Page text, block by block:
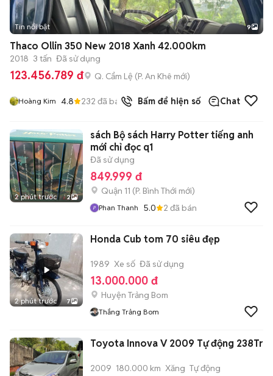
+2
Tin nổi bật 9
Thaco Ollin 350 New 2018 Xanh 42.000km
2018 3 tấn Đã sử dụng
123.456.789 đ Q. Cẩm Lệ (P. An Khê mới)
Hoàng Kim 4.8 232 đã bán Bấm để hiện số Chat
2 phút trước 2
sách Bộ sách Harry Potter tiếng anh
mới chỉ đọc q1
Đã sử dụng
849.999 đ
Quận 11 (P. Bình Thới mới)
Phan Thanh 5.0 2 đã bán
2 phút trước 7
Honda Cub tom 70 siêu đẹp
1989 Xe số Đã sử dụng
13.000.000 đ
Huyện Trảng Bom
Thắng Trảng Bom
Toyota Innova V 2009 Tự động 238Tr
2009 180.000 km Xăng Tự động